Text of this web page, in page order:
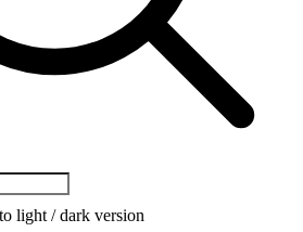
light / dark version